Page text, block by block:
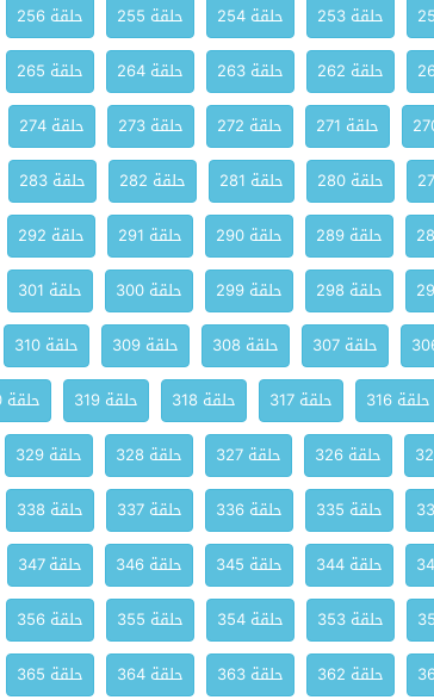
حلقة 253 حلقة 254 حلقة 255 حلقة 256
حلقة 262 حلقة 263 حلقة 264 حلقة 265
حلقة 271 حلقة 272 حلقة 273 حلقة 274
حلقة 280 حلقة 281 حلقة 282 حلقة 283
حلقة 289 حلقة 290 حلقة 291 حلقة 292
حلقة 298 حلقة 299 حلقة 300 حلقة 301
حلقة 307 حلقة 308 حلقة 309 حلقة 310
حلقة 316 حلقة 317 حلقة 318 حلقة 319 حلقة 320
حلقة 326 حلقة 327 حلقة 328 حلقة 329
حلقة 335 حلقة 336 حلقة 337 حلقة 338
حلقة 344 حلقة 345 حلقة 346 حلقة 347
حلقة 353 حلقة 354 حلقة 355 حلقة 356
حلقة 362 حلقة 363 حلقة 364 حلقة 365